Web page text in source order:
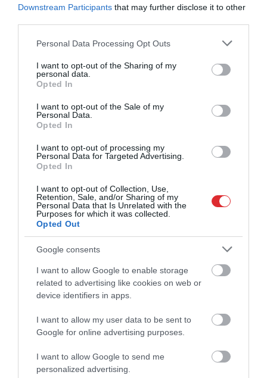
Downstream Participants that may further disclose it to other
Please note that this website/app uses one or more Google
not limited to your visit or usage behaviour. You may click to
grant or deny consent to Google and its third-party tags to
use your data for below specified purposes in below Google
consent section.
Personal Data Processing Opt Outs
I want to opt-out of the Sharing of my
personal data.
Opted In
I want to opt-out of the Sale of my
Personal Data.
Opted In
I want to opt-out of processing my
Personal Data for Targeted Advertising.
Opted In
I want to opt-out of Collection, Use,
Retention, Sale, and/or Sharing of my
Personal Data that Is Unrelated with the
Purposes for which it was collected.
Opted Out
Google consents
I want to allow Google to enable storage
related to advertising like cookies on web or
device identifiers in apps.
I want to allow my user data to be sent to
Google for online advertising purposes.
I want to allow Google to send me
personalized advertising.
Kustība ir labākās zāles: 20
minūšu treniņi atbilstoši
liktenīgs.” TV raidījuma
vadītājam Oskaram Leperam
ēst pirms treniņa
nepiemērotus apavus: kā tas
ietekmē veselību?
Šis sporta veids var būt īsts
glābiņš tavai sirdij – par tā
ieguvumiem daudzi pat
nenojauš